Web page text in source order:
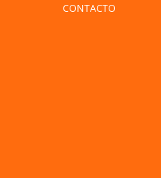
CONTACTO